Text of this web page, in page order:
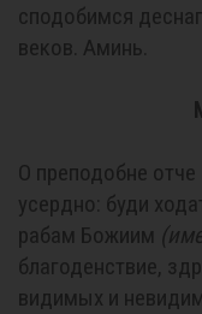
сподобимся
веков. Аминь.
О преподобне
усердно: буди
рабам Божиим
благоденствие,
видимых и